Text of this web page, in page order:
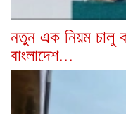
নতুন এক নিয়ম চালু
বাংলাদেশ...